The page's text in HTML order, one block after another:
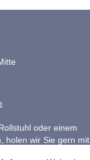
oder einem
holen wir Sie gern mit
hierfür unter 0511